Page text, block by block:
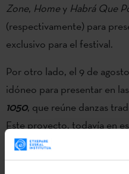
Zone, Homey Habrá Que
(respectivamente) para
exclusivo para el festival.
Por otro lado, el 9 de
idóneo para presentar en
1050, que reúne danzas
Este proyecto, todavía en
como objetivo juntar a un
escocés para, mediante el